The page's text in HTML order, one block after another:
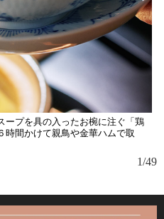
ープを具の入ったお椀に注ぐ「鶏
時間かけて親鳥や金華ハムで取
1/49